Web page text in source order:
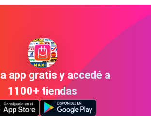
app gratis y accedé a
1100+ tiendas